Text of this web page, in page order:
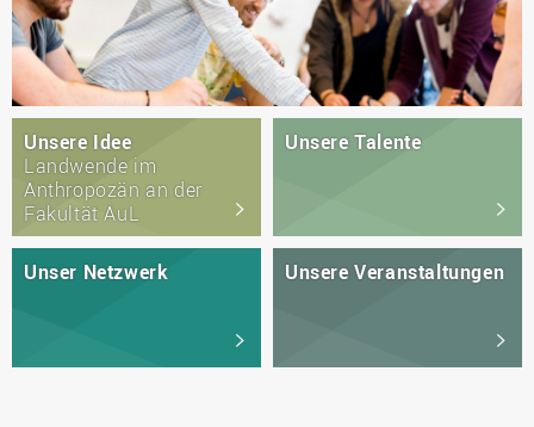
Unsere Idee
Landwende im
Anthropozän an der
Fakultät AuL
Unsere Talente
Unser Netzwerk Unsere Veranstaltungen